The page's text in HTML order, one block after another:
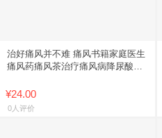
治好痛风并不难 痛风书籍家庭医生
痛风药痛风茶治疗痛风病降尿酸茶
养生痛风饮食宜忌求医不如求己
¥24.00
0人评价